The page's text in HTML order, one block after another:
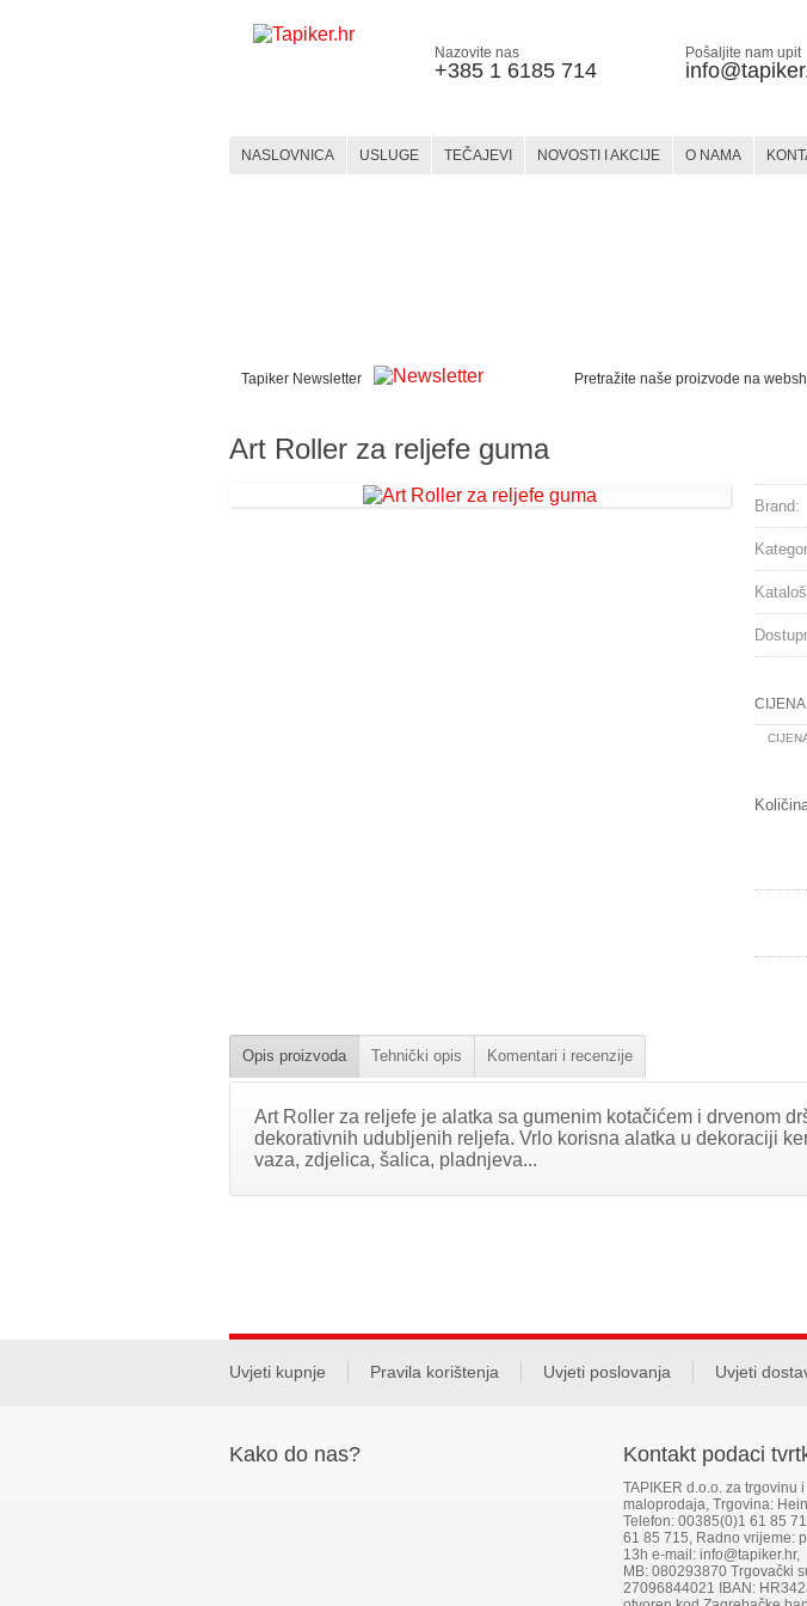
Nazovite nas
+385 1 6185 714
Pošaljite nam upit
NASLOVNICA
USLUGE TEČAJEVI NOVOSTI I AKCIJE O NAMA
Tapiker Newsletter Pretražite naše proizvode na
Art Roller za reljefe guma
Brand:
CIJENA
Opis proizvoda Tehnički opis Komentari i recenzije
Art Roller za reljefe je alatka sa gumenim kotačićem i drvenom
dekorativnih udubljenih reljefa. Vrlo korisna alatka u dekoraciji
vaza, zdjelica, šalica, pladnjeva...
Uvjeti kupnje Pravila korištenja Uvjeti poslovanja Uvjeti
Kako do nas? Kontakt podaci
TAPIKER d.o.o. za trgovinu
maloprodaja, Trgovina:
Telefon: 00385(0)1 61 85
61 85 715, Radno vrijeme:
13h e-mail: info@tapiker.hr,
MB: 080293870 Trgovački
27096844021 IBAN: